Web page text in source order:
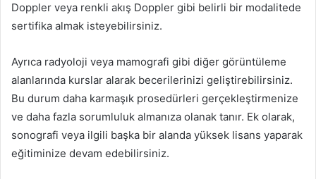
Doppler veya renkli akış Doppler gibi belirli bir modalitede
sertifika almak isteyebilirsiniz.
Ayrıca radyoloji veya mamografi gibi diğer görüntüleme
alanlarında kurslar alarak becerilerinizi geliştirebilirsiniz.
Bu durum daha karmaşık prosedürleri gerçekleştirmenize
ve daha fazla sorumluluk almanıza olanak tanır. Ek olarak,
sonografi veya ilgili başka bir alanda yüksek lisans yaparak
eğitiminize devam edebilirsiniz.